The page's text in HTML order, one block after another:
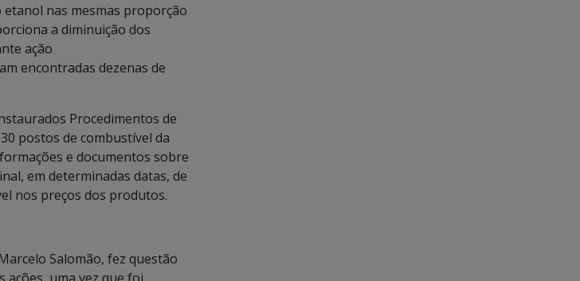
nas mesmas proporção
a diminuição dos
ação
encontradas dezenas de
Procedimentos de
postos de combustível da
e documentos sobre
em determinadas datas, de
nos preços dos produtos.
Salomão, fez questão